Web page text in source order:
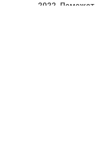
2022. Поможет…